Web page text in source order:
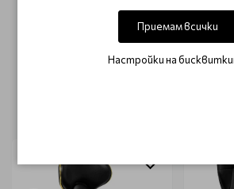
Този продукт няма
НАПИШЕТЕ ОТЗИВ
Приемам всички
Настройки на